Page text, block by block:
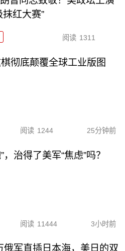
抹红大赛”
阅读 1311
彻底颠覆全球工业版图
阅读 1244 25分钟前
治得了美军“焦虑”吗？
阅读 11444 3小时前
俄军直插日本海，美日的双